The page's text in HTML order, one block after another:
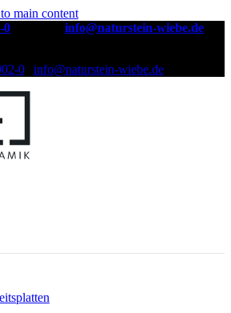
main content
0
info@naturstein-wiebe.de
0| info@naturstein-wiebe.de